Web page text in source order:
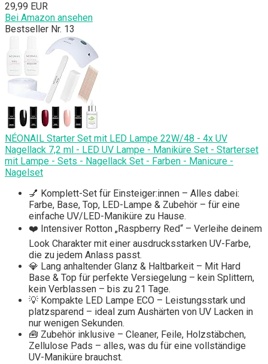
29,99 EUR
Bei Amazon ansehen
Bestseller Nr. 13
NÉONAIL Starter Set mit LED Lampe 22W/48 - 4x UV
Nagellack 7,2 ml - LED UV Lampe - Maniküre Set - Starterset
mit Lampe - Sets - Nagellack Set - Farben - Manicure -
Nagelset
💅 Komplett-Set für Einsteiger:innen – Alles dabei:
Farbe, Base, Top, LED-Lampe & Zubehör – für eine
einfache UV/LED-Maniküre zu Hause.
❤️ Intensiver Rotton „Raspberry Red“ – Verleihe deinem
Look Charakter mit einer ausdrucksstarken UV-Farbe,
die zu jedem Anlass passt.
💎 Lang anhaltender Glanz & Haltbarkeit – Mit Hard
Base & Top für perfekte Versiegelung – kein Splittern,
kein Verblassen – bis zu 21 Tage.
💡 Kompakte LED Lampe ECO – Leistungsstark und
platzsparend – ideal zum Aushärten von UV Lacken in
nur wenigen Sekunden.
🧰 Zubehör inklusive – Cleaner, Feile, Holzstäbchen,
Zellulose Pads – alles, was du für eine vollständige
UV-Maniküre brauchst.